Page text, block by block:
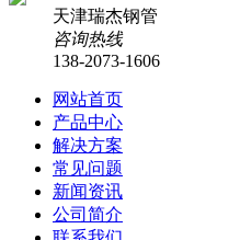
天津瑞杰钢管
咨询热线
138-2073-1606
网站首页
产品中心
解决方案
常见问题
新闻资讯
公司简介